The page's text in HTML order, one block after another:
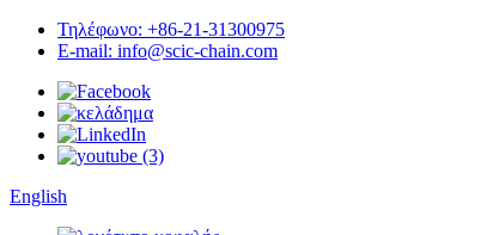
Τηλέφωνο: +86-21-31300975
E-mail: info@scic-chain.com
English